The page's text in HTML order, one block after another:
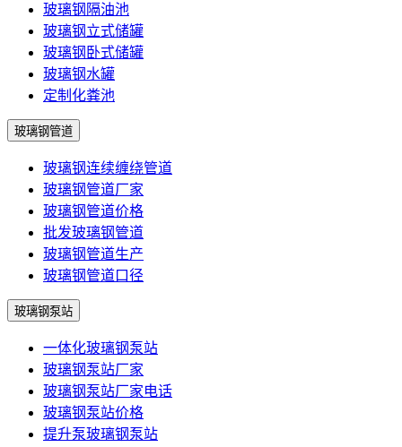
玻璃钢隔油池
玻璃钢立式储罐
玻璃钢卧式储罐
玻璃钢水罐
定制化粪池
玻璃钢管道
玻璃钢连续缠绕管道
玻璃钢管道厂家
玻璃钢管道价格
批发玻璃钢管道
玻璃钢管道生产
玻璃钢管道口径
玻璃钢泵站
一体化玻璃钢泵站
玻璃钢泵站厂家
玻璃钢泵站厂家电话
玻璃钢泵站价格
提升泵玻璃钢泵站